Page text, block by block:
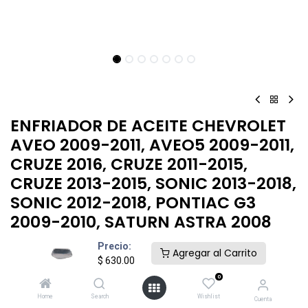
Precio:
$ 630.00
Agregar al Carrito
Home Search
0
Wishlist Cuenta
ENFRIADOR DE ACEITE CHEVROLET
AVEO 2009-2011, AVEO5 2009-2011,
CRUZE 2016, CRUZE 2011-2015,
CRUZE 2013-2015, SONIC 2013-2018,
SONIC 2012-2018, PONTIAC G3
2009-2010, SATURN ASTRA 2008
630.00